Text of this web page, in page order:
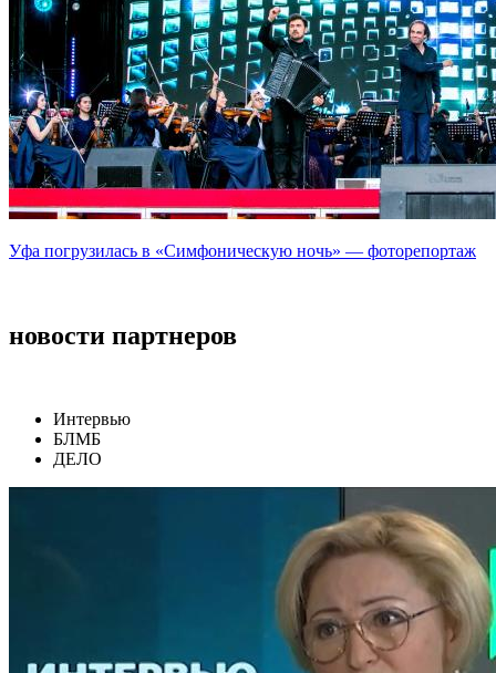
Уфа погрузилась в «Симфоническую ночь» — фоторепортаж
новости партнеров
Интервью
БЛМБ
ДЕЛО